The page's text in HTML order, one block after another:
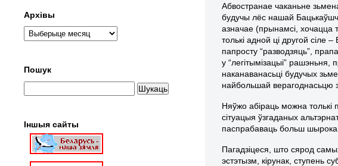
Абвостранае чаканьне
будучы лёс нашай
азначае (прынамсі, хочацца
толькі адной ці другой сіле
папросту “разводзяць”,
у “легітымізацыі” рашэньня,
наканаванасьці будучых
найбольшай верагоднасьцю
Няўжо абіраць можна
сітуацыя ўзгаданых
паспрабаваць больш шырока,
Пагадзіцеся, што сярод
эстэтызм, кірунак, ступень
Архівы
Пошук
Іншыя сайты